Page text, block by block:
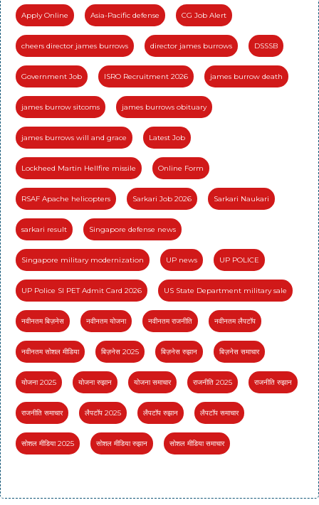
Apply Online Asia-Pacific defense CG Job Alert
cheers director james burrows director james burrows DSSSB
Government Job ISRO Recruitment 2026 james burrow death
james burrow sitcoms james burrows obituary
james burrows will and grace Latest Job
Lockheed Martin Hellfire missile Online Form
RSAF Apache helicopters Sarkari Job 2026 Sarkari Naukari
sarkari result Singapore defense news
Singapore military modernization UP news UP POLICE
UP Police SI PET Admit Card 2026 US State Department military sale
नवीनतम बिज़नेस नवीनतम योजना नवीनतम राजनीति नवीनतम लैपटॉप
नवीनतम सोशल मीडिया बिज़नेस 2025 बिज़नेस रुझान बिज़नेस समाचार
योजना 2025 योजना रुझान योजना समाचार राजनीति 2025 राजनीति रुझान
राजनीति समाचार लैपटॉप 2025 लैपटॉप रुझान लैपटॉप समाचार
सोशल मीडिया 2025 सोशल मीडिया रुझान सोशल मीडिया समाचार